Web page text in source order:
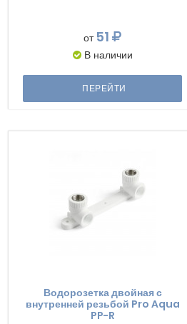
от 51
В наличии
ПЕРЕЙТИ
Водорозетка двойная с
внутренней резьбой Pro Aqua
PP-R